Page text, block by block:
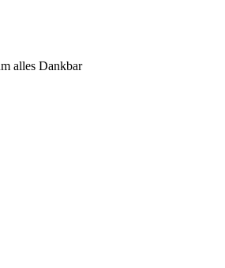
alles Dankbar